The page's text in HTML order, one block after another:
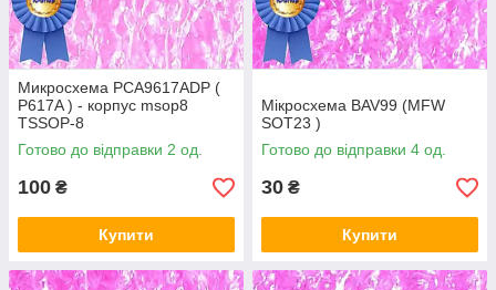
Микросхема PCA9617ADP (
P617A ) - корпус msop8
TSSOP-8
Готово до відправки 2 од.
100 ₴
Купити
Мікросхема BAV99 (MFW
SOT23 )
Готово до відправки 4 од.
30 ₴
Купити